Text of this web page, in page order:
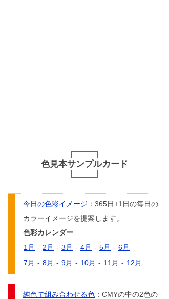
色見本サンプルカード
今日の色彩イメージ ：365日+1日の毎日の
カラーイメージを提案します。
色彩カレンダー
1月 - 2月 - 3月 - 4月 - 5月 - 6月
7月 - 8月 - 9月 - 10月 - 11月 - 12月
純色で組み合わせる色 ：CMYの中の2色の